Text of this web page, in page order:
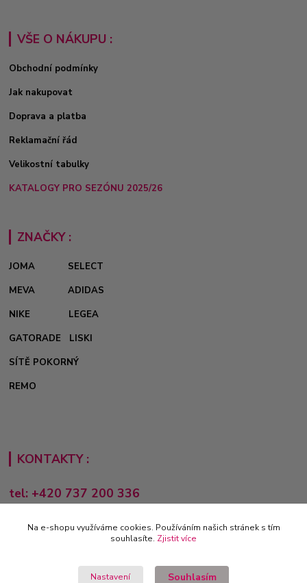
VŠE O NÁKUPU :
Obchodní podmínky
Jak nakupovat
Doprava a platba
Reklamační řád
Velikostní tabulky
KATALOGY PRO SEZÓNU 2025/26
ZNAČKY :
JOMA
SELECT
MEVA
ADIDAS
NIKE
LEGEA
GATORADE
LISKI
SÍTĚ POKORNÝ
REMO
KONTAKTY :
tel: +420 737 200 336
Pondělí-Pátek: 8 - 17 hodin
obchod@e-sporting.cz
Na e-shopu využíváme cookies. Používáním našich stránek s tím
souhlasíte. Zjistit více
Nastavení Souhlasím